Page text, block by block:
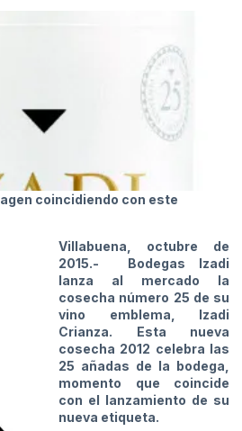
coincidiendo con este
Villabuena, octubre de
2015.-
Bodegas Izadi
lanza al mercado la
cosecha número 25 de su
vino emblema, Izadi
Crianza. Esta nueva
cosecha 2012 celebra las
25 añadas de la bodega,
momento que coincide
con el lanzamiento de su
nueva etiqueta.